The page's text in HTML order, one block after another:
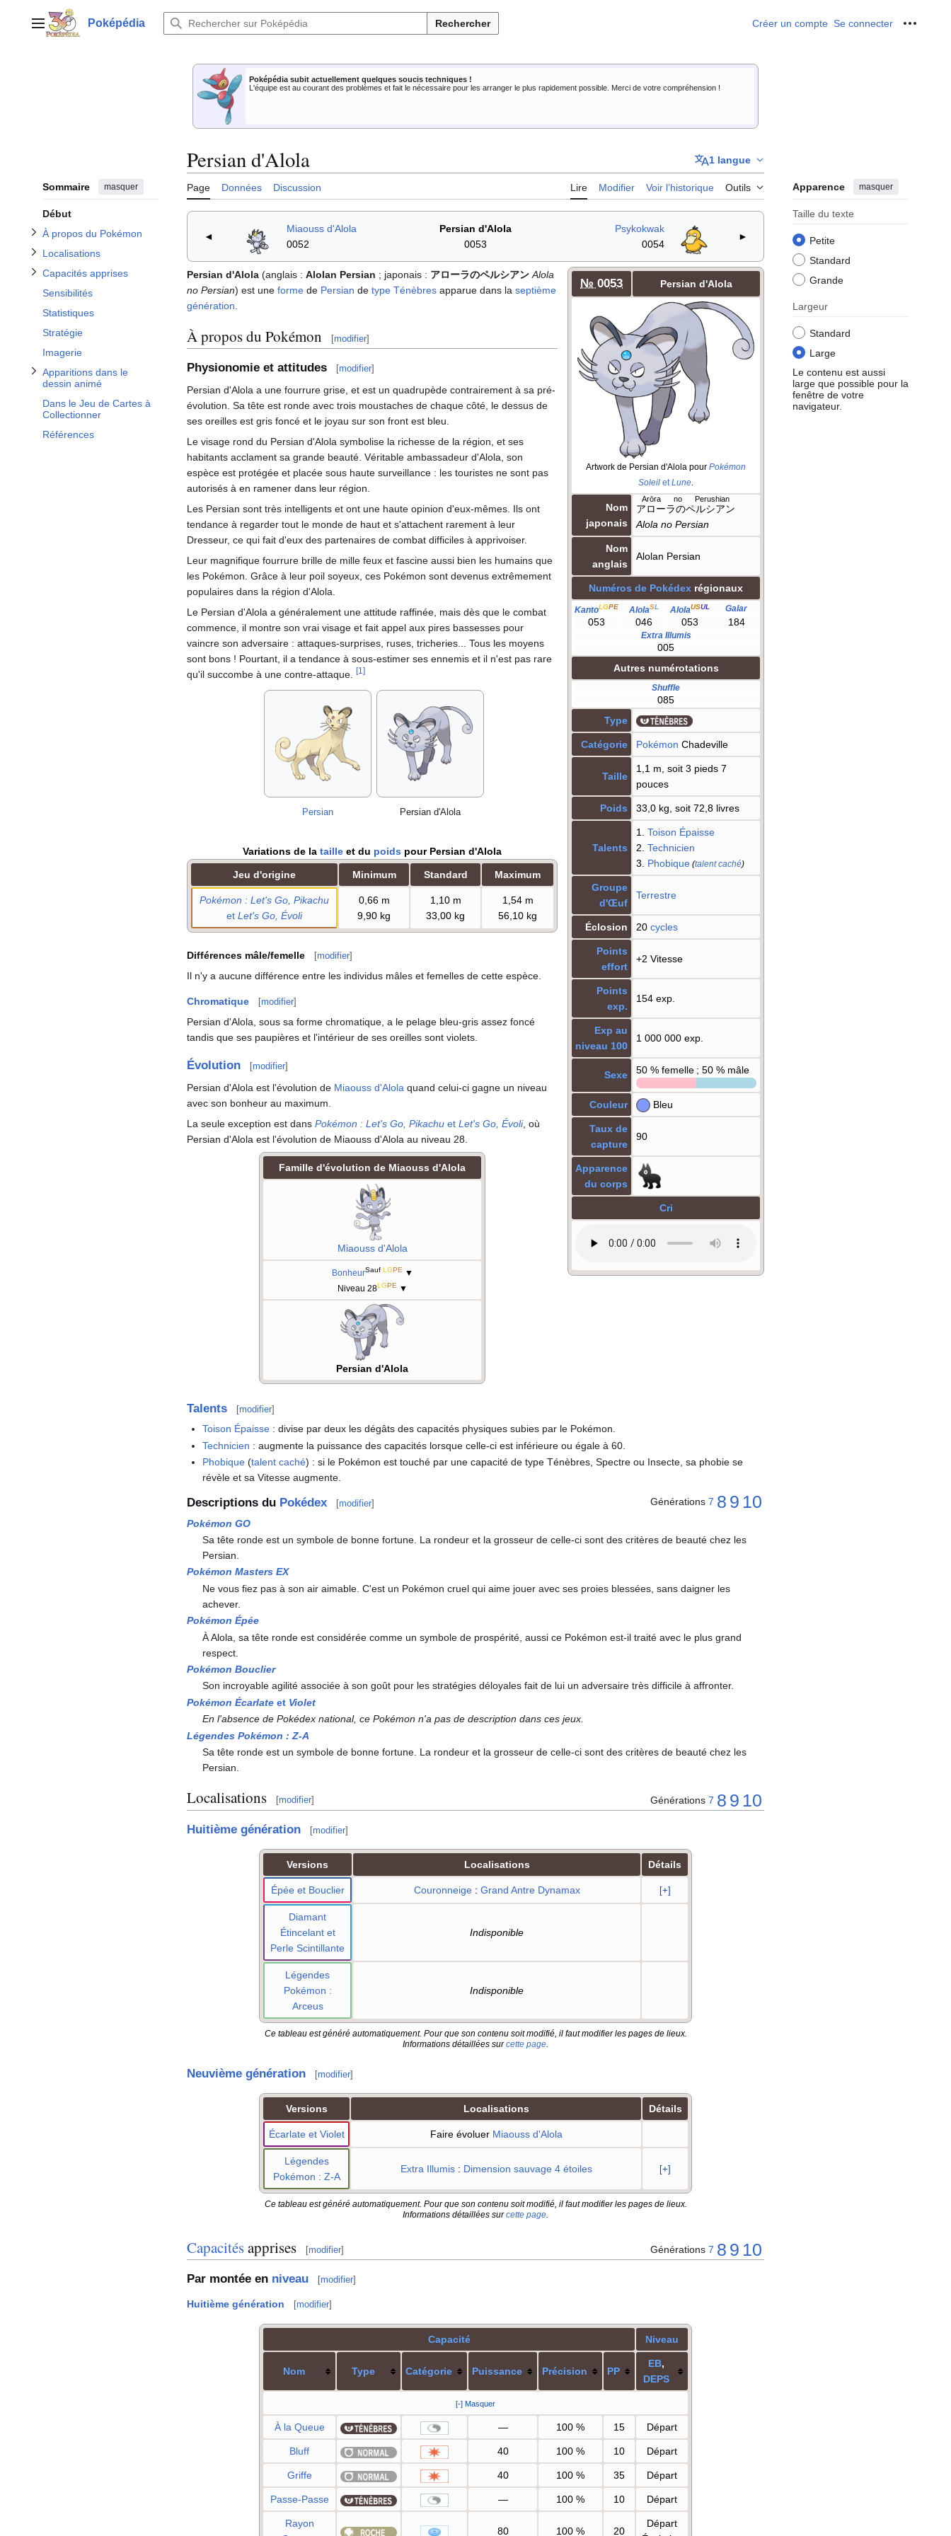
contenuMenu principalPoképédia Rechercher Créer un compte Se connecter Outils
Poképédia subit actuellement quelques soucis techniques !
L'équipe est au courant des problèmes et fait le nécessaire pour les arranger le plus rapidement possible. Merci de votre compréhension !
Sommaire masquer
Début
À propos du Pokémon
Afficher / masquer la sous-section À propos du Pokémon
Localisations
Afficher / masquer la sous-section Localisations
Capacités apprises
Afficher / masquer la sous-section Capacités apprises
Sensibilités
Statistiques
Stratégie
Imagerie
Apparitions dans le
dessin animé
Afficher / masquer la sous-section Apparitions dans le dessin animé
Dans le Jeu de Cartes à
Collectionner
Références
Persian d'Alola 1 langue
Page Données Discussion Lire Modifier Voir l’historique Outils Apparence masquer
Taille du texte
Petite
Standard
Grande
Largeur
Standard
Large
Le contenu est aussi
large que possible pour la
fenêtre de votre
navigateur.
◄
Miaouss d'Alola
0052
Persian d'Alola
0053
Psykokwak
0054
►
№ 0053 Persian d'Alola
Artwork de Persian d'Alola pour Pokémon
Soleil et Lune
Nom
japonais
アローラのペルシアン
Arōra no Perushian
Alola no Persian
Nom
anglais
Alolan Persian
Numéros de Pokédex régionaux
KantoLGPE AlolaSL AlolaUSUL Galar
053 046 053 184
Extra Illumis
005
Autres numérotations
Shuffle
085
Type
Catégorie Pokémon Chadeville
Taille
1,1 m, soit 3 pieds 7
pouces
Poids 33,0 kg, soit 72,8 livres
Talents
1. Toison Épaisse
2. Technicien
3. Phobique (talent caché)
Groupe
d'Œuf
Terrestre
Éclosion 20 cycles
Points
effort
+2 Vitesse
Points
exp.
154 exp.
Exp au
niveau 100
1 000 000 exp.
Sexe 50 % femelle ; 50 % mâle
Couleur Bleu
Taux de
capture
90
Apparence
du corps
Cri
Persian d'Alola (anglais : Alolan Persian ; japonais : アローラのペルシアン Alola
no Persian) est une forme de Persian de type Ténèbres apparue dans la septième
génération
À propos du Pokémon [modifier]
Physionomie et attitudes [modifier]
Persian d'Alola a une fourrure grise, et est un quadrupède contrairement à sa pré-
évolution. Sa tête est ronde avec trois moustaches de chaque côté, le dessus de
ses oreilles est gris foncé et le joyau sur son front est bleu.
Le visage rond du Persian d'Alola symbolise la richesse de la région, et ses
habitants acclament sa grande beauté. Véritable ambassadeur d'Alola, son
espèce est protégée et placée sous haute surveillance : les touristes ne sont pas
autorisés à en ramener dans leur région.
Les Persian sont très intelligents et ont une haute opinion d'eux-mêmes. Ils ont
tendance à regarder tout le monde de haut et s'attachent rarement à leur
Dresseur, ce qui fait d'eux des partenaires de combat difficiles à apprivoiser.
Leur magnifique fourrure brille de mille feux et fascine aussi bien les humains que
les Pokémon. Grâce à leur poil soyeux, ces Pokémon sont devenus extrêmement
populaires dans la région d'Alola.
Le Persian d'Alola a généralement une attitude raffinée, mais dès que le combat
commence, il montre son vrai visage et fait appel aux pires bassesses pour
vaincre son adversaire : attaques-surprises, ruses, tricheries... Tous les moyens
sont bons ! Pourtant, il a tendance à sous-estimer ses ennemis et il n'est pas rare
qu'il succombe à une contre-attaque.
[1 ]
Persian Persian d'Alola
Variations de la taille et du poids pour Persian d'Alola
Jeu d'origine Minimum Standard Maximum
Pokémon : Let's Go, Pikachu
et Let's Go, Évoli
0,66 m
9,90 kg
1,10 m
33,00 kg
1,54 m
56,10 kg
Différences mâle/femelle [modifier]
Il n'y a aucune différence entre les individus mâles et femelles de cette espèce.
Chromatique [modifier]
Persian d'Alola, sous sa forme chromatique, a le pelage bleu-gris assez foncé
tandis que ses paupières et l'intérieur de ses oreilles sont violets.
Évolution [modifier]
Persian d'Alola est l'évolution de Miaouss d'Alola quand celui-ci gagne un niveau
avec son bonheur au maximum.
La seule exception est dans Pokémon : Let's Go, Pikachu et Let's Go, Évoli, où
Persian d'Alola est l'évolution de Miaouss d'Alola au niveau 28.
Famille d'évolution de Miaouss d'Alola
Miaouss d'Alola
BonheurSauf LGPE▼
Niveau 28LGPE ▼
Persian d'Alola
Talents [modifier]
Toison Épaisse : divise par deux les dégâts des capacités physiques subies par le Pokémon.
Technicien : augmente la puissance des capacités lorsque celle-ci est inférieure ou égale à 60.
Phobique (talent caché) : si le Pokémon est touché par une capacité de type Ténèbres, Spectre ou Insecte, sa phobie se
révèle et sa Vitesse augmente.
Descriptions du Pokédex [modifier] Générations 7 8 9 10
Pokémon GO
Sa tête ronde est un symbole de bonne fortune. La rondeur et la grosseur de celle-ci sont des critères de beauté chez les
Persian.
Pokémon Masters EX
Ne vous fiez pas à son air aimable. C'est un Pokémon cruel qui aime jouer avec ses proies blessées, sans daigner les
achever.
Pokémon Épée
À Alola, sa tête ronde est considérée comme un symbole de prospérité, aussi ce Pokémon est-il traité avec le plus grand
respect.
Pokémon Bouclier
Son incroyable agilité associée à son goût pour les stratégies déloyales fait de lui un adversaire très difficile à affronter.
Pokémon Écarlate et Violet
En l'absence de Pokédex national, ce Pokémon n'a pas de description dans ces jeux.
Légendes Pokémon : Z-A
Sa tête ronde est un symbole de bonne fortune. La rondeur et la grosseur de celle-ci sont des critères de beauté chez les
Persian.
Localisations [modifier] Générations 7 8 9 10
Huitième génération [modifier]
Versions Localisations Détails
Épée et Bouclier Couronneige : Grand Antre Dynamax [+]
Diamant
Étincelant et
Perle Scintillante
Indisponible
Légendes
Pokémon :
Arceus
Indisponible
Ce tableau est généré automatiquement. Pour que son contenu soit modifié, il faut modifier les pages de lieux.
Informations détaillées surcette page
Neuvième génération [modifier]
Versions Localisations Détails
Écarlate et Violet Faire évoluer Miaouss d'Alola
Légendes
Pokémon : Z-A
Extra Illumis : Dimension sauvage 4 étoiles [+]
Ce tableau est généré automatiquement. Pour que son contenu soit modifié, il faut modifier les pages de lieux.
Informations détaillées surcette page
Capacitésapprises [modifier] Générations 7 8 9 10
Par montée en niveau [modifier]
Huitième génération [modifier]
Capacité Niveau
Nom Type Catégorie Puissance Précision PP
EB,
DEPS
[-] Masquer
À la Queue — 100 % 15 Départ
Bluff 40 100 % 10 Départ
Griffe 40 100 % 35 Départ
Passe-Passe — 100 % 10 Départ
Rayon
80 100 % 20
Départ